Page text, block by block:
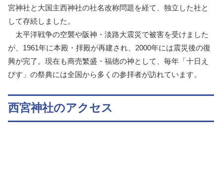
宮神社と大国主西神社の社名改称問題を経て、独立した社と
して存続しました。
太平洋戦争の空襲や阪神・淡路大震災で被害を受けました
が、1961年に本殿・拝殿が再建され、2000年には震災後の復
興が完了。現在も商売繁盛・福徳の神として、毎年「十日え
びす」の祭典には全国から多くの参拝者が訪れています。
西宮神社のアクセス